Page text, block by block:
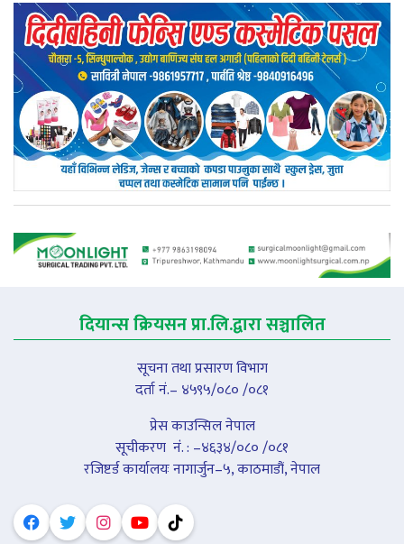
दियान्स क्रियसन प्रा.लि.द्वारा सञ्चालित
सूचना तथा प्रसारण विभाग
दर्ता नं.– ४५९५/०८० /०८१
प्रेस काउन्सिल नेपाल
सूचीकरण नंं. : –४६३४/०८० /०८१
रजिष्टर्ड कार्यालयः नागार्जुन–५, काठमाडौं, नेपाल